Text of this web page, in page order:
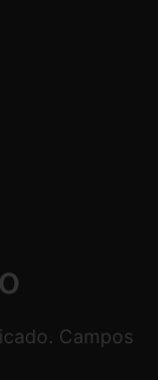
Campos